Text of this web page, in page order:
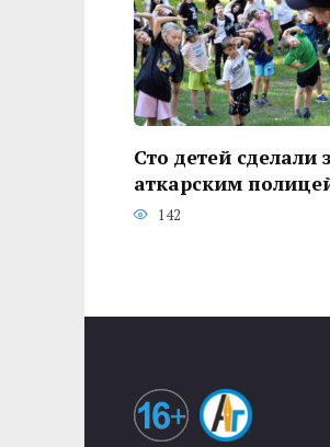
Сто детей сделали
аткарским
142